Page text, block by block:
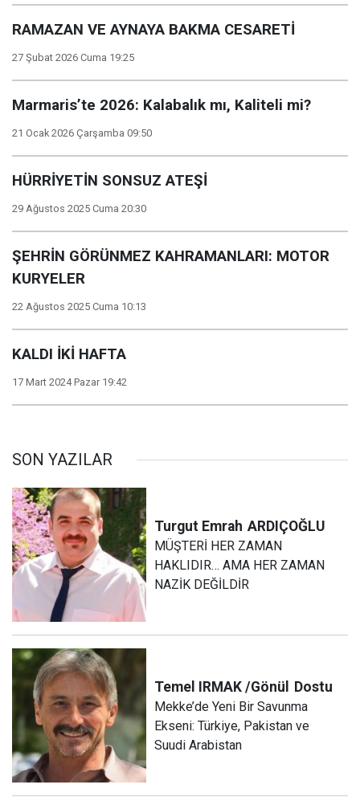
RAMAZAN VE AYNAYA BAKMA CESARETİ
27 Şubat 2026 Cuma 19:25
Marmaris’te 2026: Kalabalık mı, Kaliteli mi?
21 Ocak 2026 Çarşamba 09:50
HÜRRİYETİN SONSUZ ATEŞİ
29 Ağustos 2025 Cuma 20:30
ŞEHRİN GÖRÜNMEZ KAHRAMANLARI: MOTOR
KURYELER
22 Ağustos 2025 Cuma 10:13
KALDI İKİ HAFTA
17 Mart 2024 Pazar 19:42
SON YAZILAR
Turgut Emrah ARDIÇOĞLU
MÜŞTERİ HER ZAMAN
HAKLIDIR… AMA HER ZAMAN
NAZİK DEĞİLDİR
Temel IRMAK /Gönül Dostu
Mekke’de Yeni Bir Savunma
Ekseni: Türkiye, Pakistan ve
Suudi Arabistan